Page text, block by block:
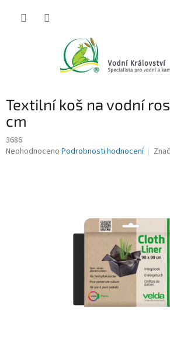
Textilní koš na vodní
cm
3686
Průměrné
Neohodnoceno Podrobnosti hodnocení